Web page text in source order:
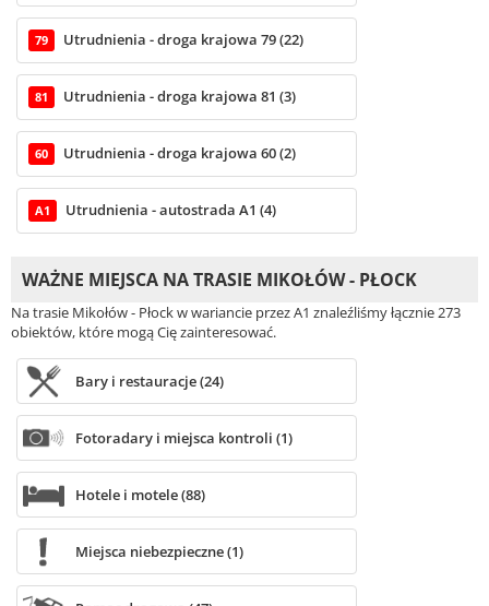
79 Utrudnienia - droga krajowa 79 (22)
81 Utrudnienia - droga krajowa 81 (3)
60 Utrudnienia - droga krajowa 60 (2)
A1 Utrudnienia - autostrada A1 (4)
WAŻNE MIEJSCA NA TRASIE MIKOŁÓW - PŁOCK
Na trasie Mikołów - Płock w wariancie przez A1 znaleźliśmy łącznie 273
obiektów, które mogą Cię zainteresować.
Bary i restauracje (24)
Fotoradary i miejsca kontroli (1)
Hotele i motele (88)
Miejsca niebezpieczne (1)